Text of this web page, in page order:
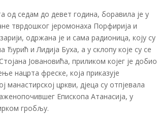
од седам до девет година, боравила је у
тврдошког јеромонаха Порфирија и
одржана је и сама радионица, коју су
и Лидија Буха, а у склопу које су се
Јовановића, приликом којег је добио
нацрта фреске, која приказује
цркви, дјеца су отпјевала
Епископа Атанасија, у
гробљу.